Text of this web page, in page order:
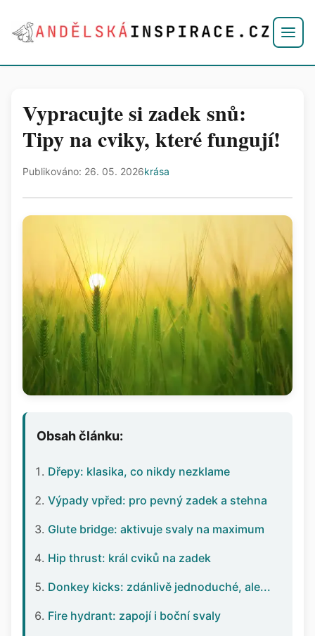
Vypracujte si zadek snů:
Tipy na cviky, které fungují!
Publikováno: 26. 05. 2026krása
Obsah článku:
Dřepy: klasika, co nikdy nezklame
Výpady vpřed: pro pevný zadek a stehna
Glute bridge: aktivuje svaly na maximum
Hip thrust: král cviků na zadek
Donkey kicks: zdánlivě jednoduché, ale...
Fire hydrant: zapojí i boční svaly